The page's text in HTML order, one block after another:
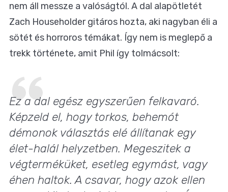
nem áll messze a valóságtól. A dal alapötletét
Zach Householder gitáros hozta, aki nagyban éli a
sötét és horroros témákat. Így nem is meglepő a
trekk története, amit Phil így tolmácsolt:
Ez a dal egész egyszerűen felkavaró.
Képzeld el, hogy torkos, behemót
démonok választás elé állítanak egy
élet-halál helyzetben. Megeszitek a
végterméküket, esetleg egymást, vagy
éhen haltok. A csavar, hogy azok ellen